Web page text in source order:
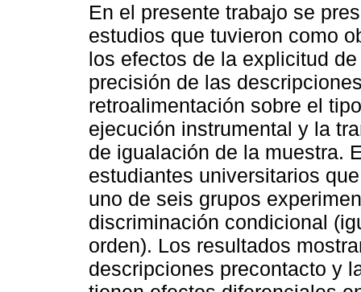
En el presente trabajo se
estudios que tuvieron como
los efectos de la explicitud
precisión de las
retroalimentación sobre el
ejecución instrumental y la
de igualación de la muestra.
estudiantes universitarios
uno de seis grupos
discriminación condicional
orden). Los resultados
descripciones precontacto y